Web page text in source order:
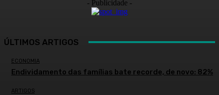
- Publicidade -
ÚLTIMOS ARTIGOS
ECONOMIA
Endividamento das famílias bate recorde, de novo: 82%
ARTIGOS